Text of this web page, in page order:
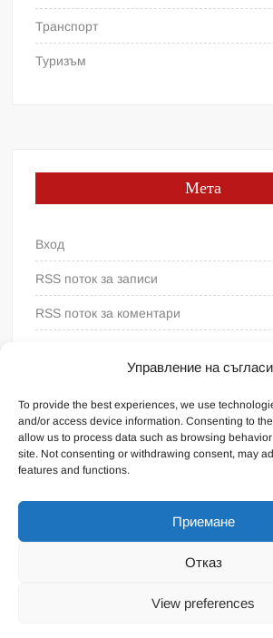
Управление на
To provide the best experiences, we use
and/or access device information. Consenting to
allow us to process data such as browsing
site. Not consenting or withdrawing consent, may
features and functions.
Приемане
Отказ
View preferences
Транспорт
Туризъм
Мета
Вход
RSS поток за записи
RSS поток за коментари
Proudly powered by WordPress |